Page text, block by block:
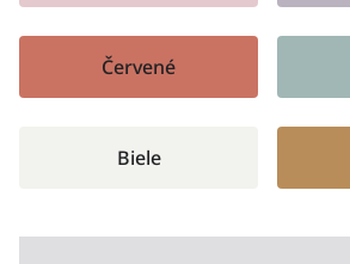
Červené
Biele